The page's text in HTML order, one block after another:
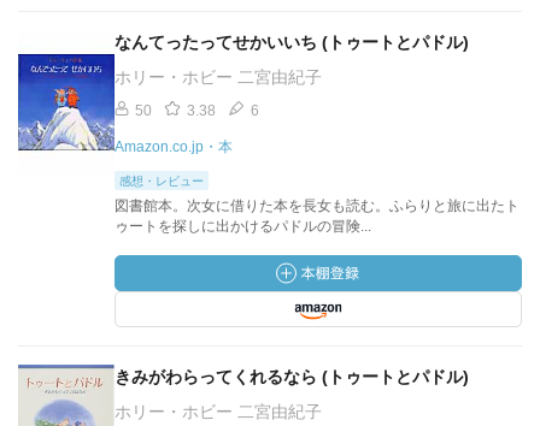
なんてったってせかいいち (トゥートとパドル)
ホリー・ホビー 二宮由紀子
50 3.38 6
Amazon.co.jp・本
感想・レビュー
図書館本。次女に借りた本を長女も読む。ふらりと旅に出たト
ゥートを探しに出かけるパドルの冒険...
きみがわらってくれるなら (トゥートとパドル)
ホリー・ホビー 二宮由紀子